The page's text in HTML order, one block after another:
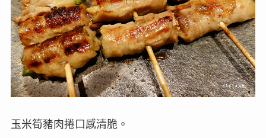
玉米筍豬肉捲口感清脆。